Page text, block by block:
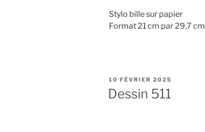
Stylo bille sur papier
Format 21 cm par 29,7 cm
PUBLIÉ
LE
10 FÉVRIER 2025
Dessin 511